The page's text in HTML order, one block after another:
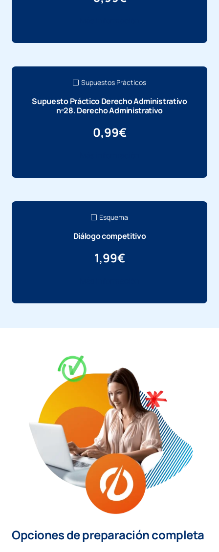
Supuestos Prácticos
Supuesto Práctico Derecho Administrativo
nº28. Derecho Administrativo
0,99€
Esquema
Diálogo competitivo
1,99€
Opciones de preparación completa